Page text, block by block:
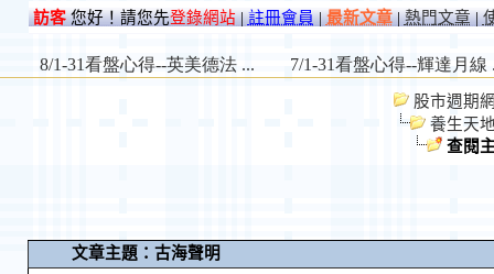
訪客您好！請您先登錄網站|註冊會員|最新文章|熱門文章|
股市週期
養生天
查閱
文章主題：古海聲明